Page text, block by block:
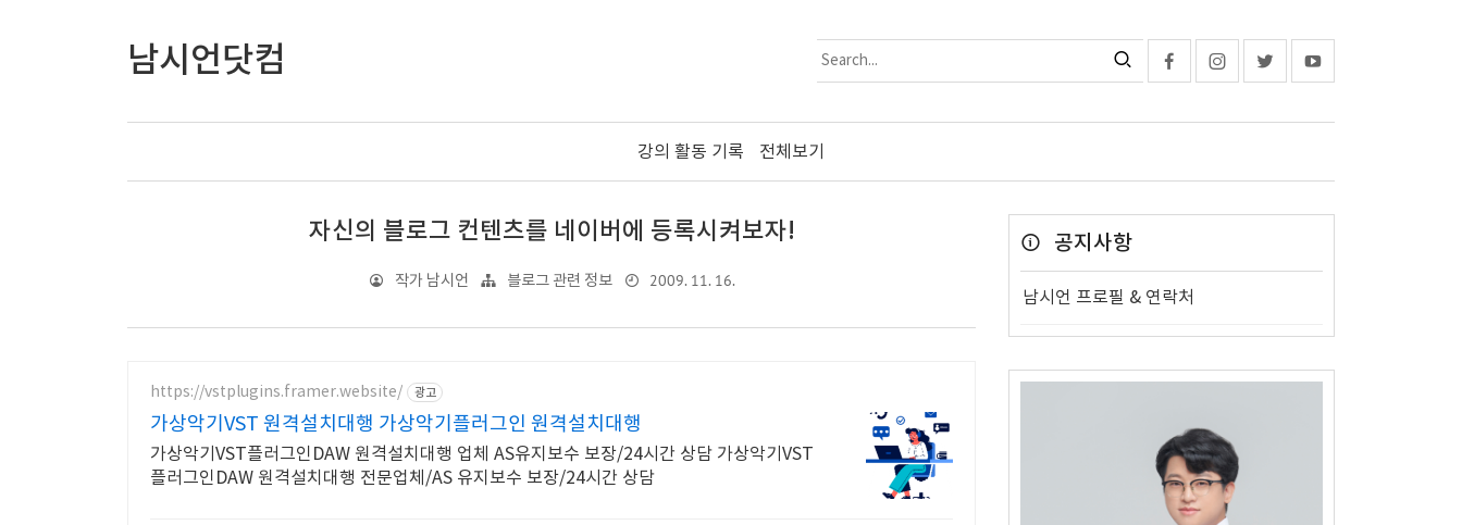
남시언닷컴
강의 활동 기록 전체보기
자신의 블로그 컨텐츠를 네이버에 등록시켜보자!
작가 남시언 블로그 관련 정보 2009. 11. 16.
https://vstplugins.framer.website/ 광고
가상악기VST 원격설치대행 가상악기플러그인 원격설치대행
가상악기VST플러그인DAW 원격설치대행 업체 AS유지보수 보장/24시간 상담 가상악기VST
플러그인DAW 원격설치대행 전문업체/AS 유지보수 보장/24시간 상담
공지사항
남시언 프로필 & 연락처